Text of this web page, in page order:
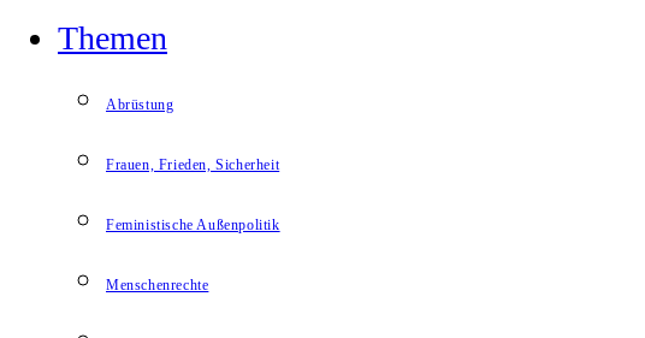
Themen
Abrüstung
Frauen, Frieden, Sicherheit
Feministische Außenpolitik
Menschenrechte